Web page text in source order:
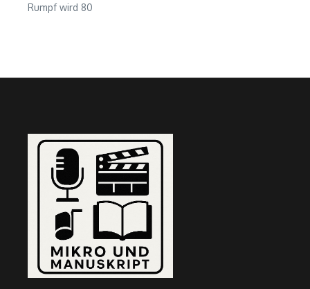
Rumpf wird 80